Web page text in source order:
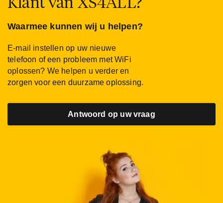
Waarmee kunnen wij u helpen?
E-mail instellen op uw nieuwe
telefoon of een probleem met WiFi
oplossen? We helpen u verder en
zorgen voor een duurzame oplossing.
Antwoord op uw vraag